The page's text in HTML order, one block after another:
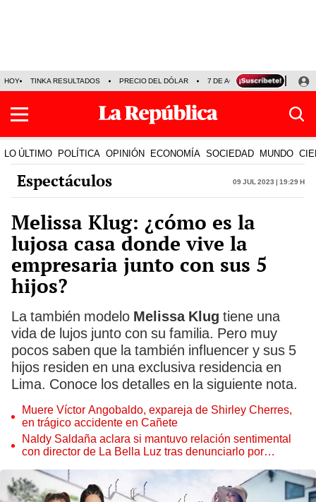
HOY TINKA RESULTADOS PRECIO DEL DÓLAR 7 DE AGOSTO OLLANTA
LO ÚLTIMO POLÍTICA OPINIÓN ECONOMÍA SOCIEDAD MUNDO
Espectáculos 09 Jul 2023 | 19:29 h
Melissa Klug: ¿cómo es la
lujosa casa donde vive la
empresaria junto con sus 5
hijos?
La también modelo Melissa Klug tiene una
vida de lujos junto con su familia. Pero muy
pocos saben que la también influencer y sus 5
hijos residen en una exclusiva residencia en
Lima. Conoce los detalles en la siguiente nota.
Muere Víctor Angobaldo, expareja de Shirley Cherres,
en trágico accidente en Cañete
Naldy Saldaña aclara si mantuvo relación sentimental
con director de La Bella Luz tras denunciarlo por